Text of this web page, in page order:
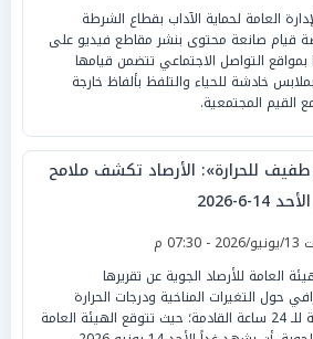
العامة لحماية الآداب بقطاع الشرطة
قيام صانعة محتوى بنشر مقاطع فيديو على
التواصل الاجتماعي تتضمن قيامها
خادشة للحياء والتلفظ بألفاظ خارجة
القيم المجتمعية.
طفيف للحرارة»: الأرصاد تكشف ملامح
6-2026
م
العامة للأرصاد الجوية عن تقريرها
حول التغيرات المناخية ودرجات الحرارة
المتوقعة للـ 24 ساعة القادمة؛ حيث تتوقع الهيئة العامة